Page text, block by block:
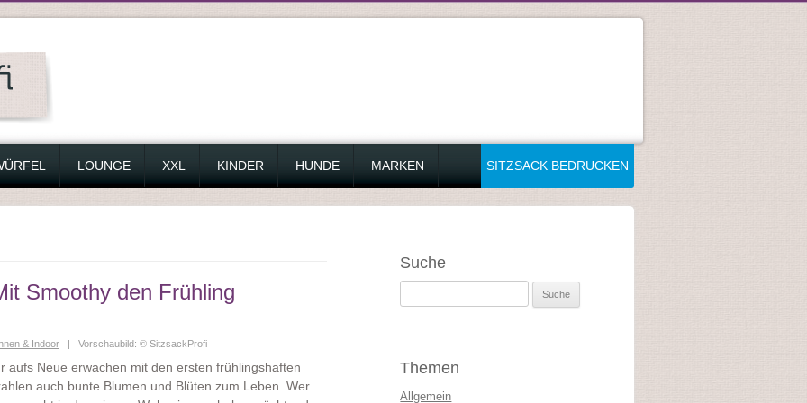
LOUNGE XXL KINDER HUNDE MARKEN SITZSACK BEDRUCKEN
Smoothy den Frühling
& Indoor | Vorschaubild: © SitzsackProfi
aufs Neue erwachen mit den ersten frühlingshaften
auch bunte Blumen und Blüten zum Leben. Wer
Suche
Themen
Allgemein